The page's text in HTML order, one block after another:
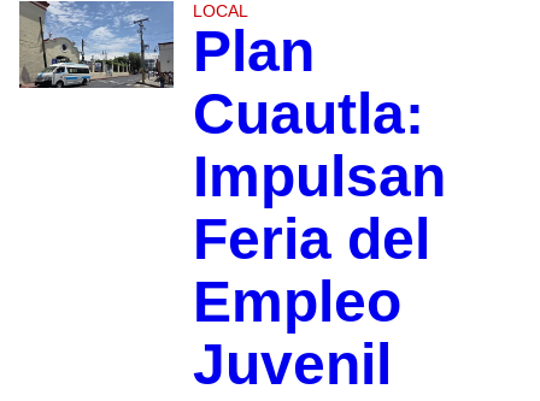
LOCAL
Plan
Cuautla:
Impulsan
Feria del
Empleo
Juvenil